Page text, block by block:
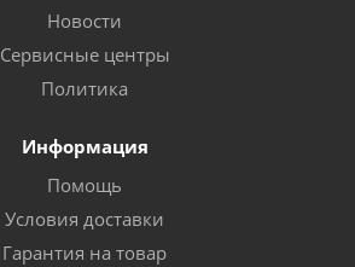
Новости
Сервисные центры
Политика
Информация
Помощь
Условия доставки
Гарантия на товар